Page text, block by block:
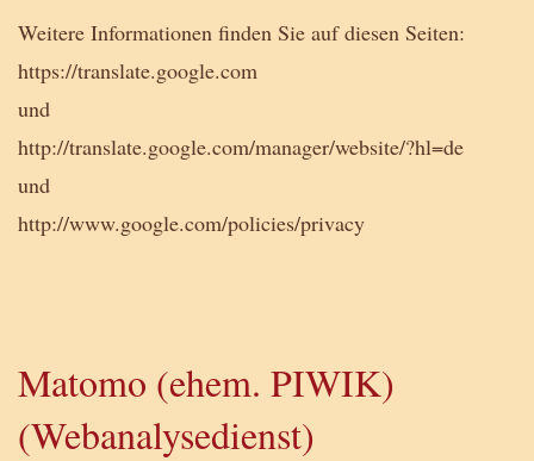
Weitere Informationen finden Sie auf diesen Seiten:
https://translate.google.com
und
http://translate.google.com/manager/website/?hl=de
und
http://www.google.com/policies/privacy
Matomo (ehem. PIWIK)
(Webanalysedienst)